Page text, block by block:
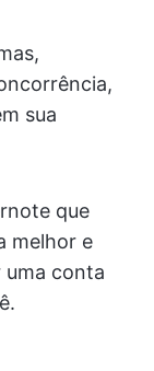
sua
que
melhor e
uma conta